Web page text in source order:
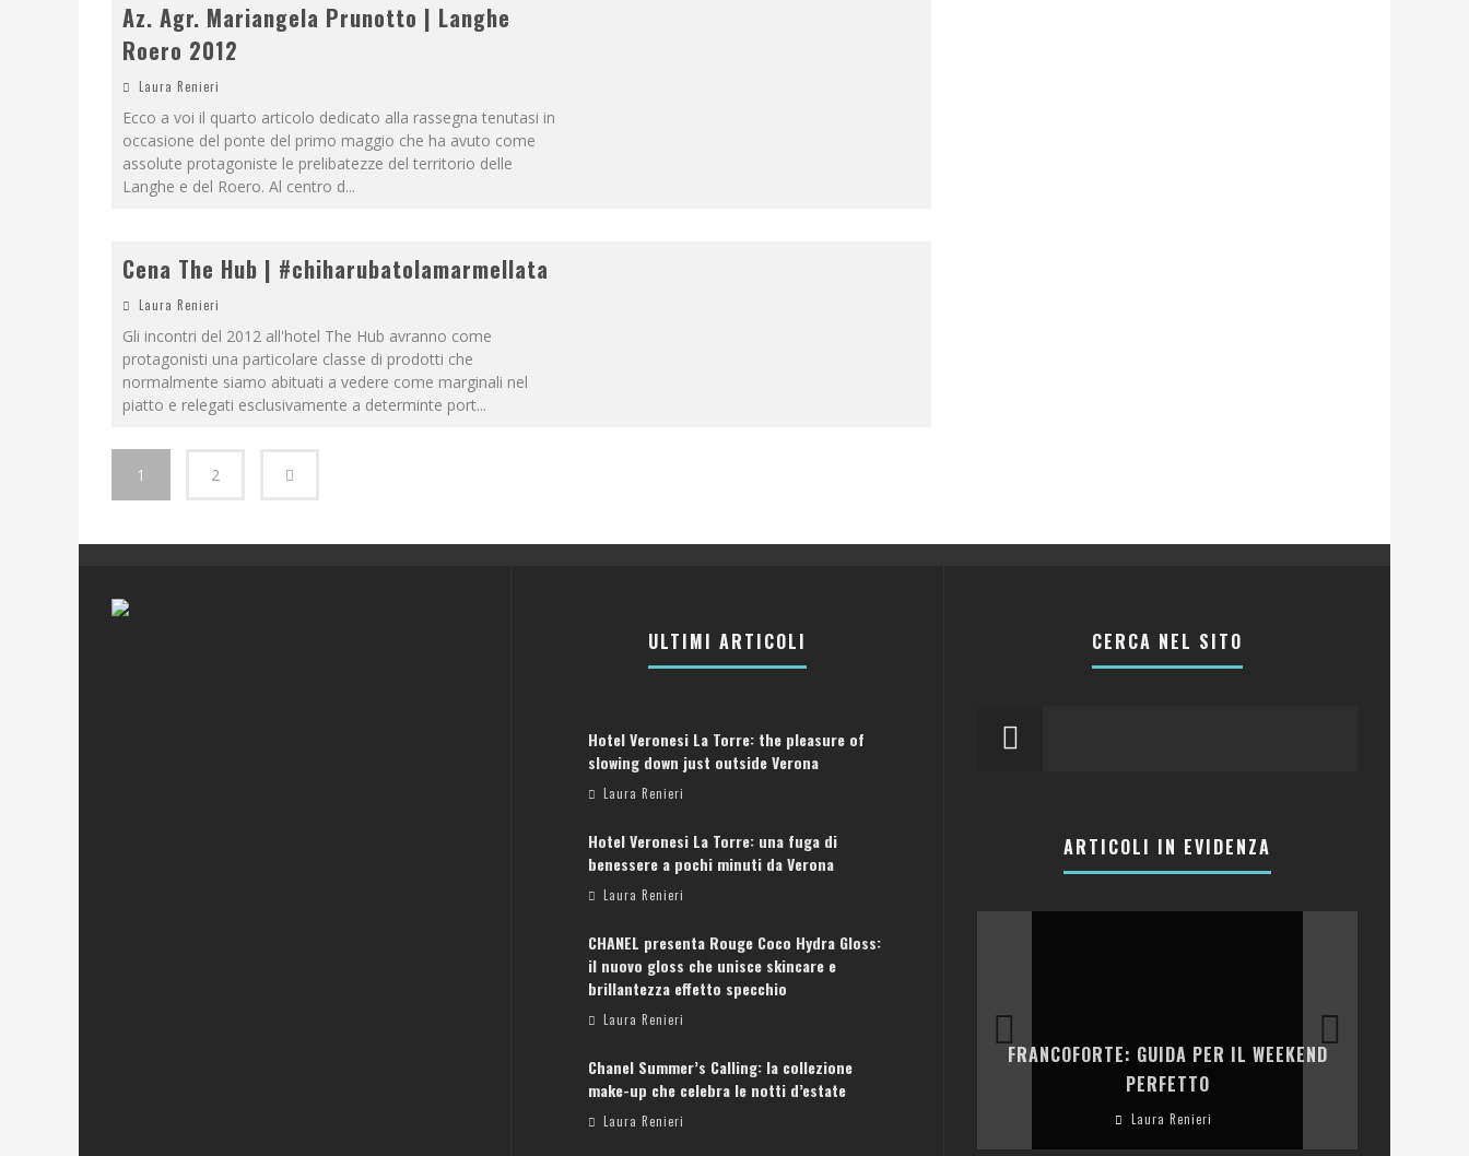
Az. Agr. Mariangela Prunotto | Langhe
Roero 2012
Laura Renieri
Ecco a voi il quarto articolo dedicato alla rassegna tenutasi in
occasione del ponte del primo maggio che ha avuto come
assolute protagoniste le prelibatezze del territorio delle
Langhe e del Roero. Al centro d...
Cena The Hub | #chiharubatolamarmellata
Laura Renieri
Gli incontri del 2012 all'hotel The Hub avranno come
protagonisti una particolare classe di prodotti che
normalmente siamo abituati a vedere come marginali nel
piatto e relegati esclusivamente a determinte port...
1 2
ULTIMI ARTICOLI
Hotel Veronesi La Torre: the pleasure of
slowing down just outside Verona
Laura Renieri
Hotel Veronesi La Torre: una fuga di
benessere a pochi minuti da Verona
Laura Renieri
CHANEL presenta Rouge Coco Hydra Gloss:
il nuovo gloss che unisce skincare e
brillantezza effetto specchio
Laura Renieri
Chanel Summer’s Calling: la collezione
make-up che celebra le notti d’estate
Laura Renieri
CERCA NEL SITO
ARTICOLI IN EVIDENZA
ATENE: GUIDA PER IL WEEKEND PERFETTO
FRANCOFORTE: GUIDA PER IL WEEKEND
PERFETTO
Laura Renieri